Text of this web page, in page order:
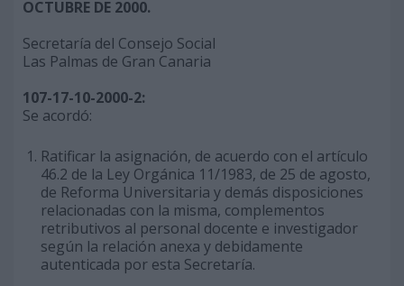
OCTUBRE DE 2000.
Secretaría del Consejo Social
Las Palmas de Gran Canaria
107-17-10-2000-2:
Se acordó:
Ratificar la asignación, de acuerdo con el artículo
46.2 de la Ley Orgánica 11/1983, de 25 de agosto,
de Reforma Universitaria y demás disposiciones
relacionadas con la misma, complementos
retributivos al personal docente e investigador
según la relación anexa y debidamente
autenticada por esta Secretaría.